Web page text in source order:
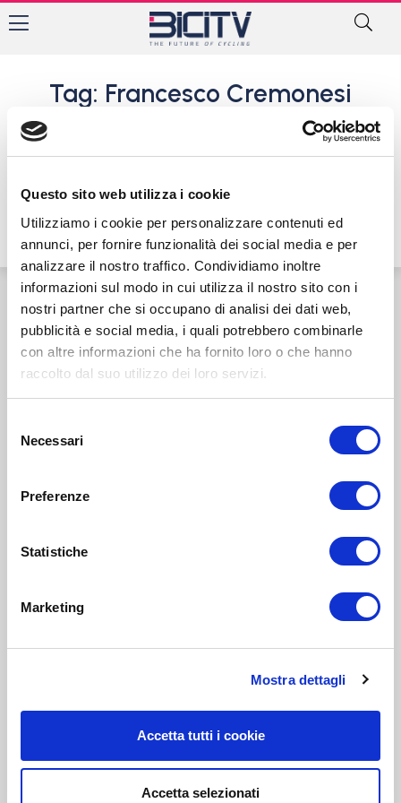
Questo sito web utilizza i cookie
Utilizziamo i cookie per personalizzare contenuti ed
annunci, per fornire funzionalità dei social media e per
analizzare il nostro traffico. Condividiamo inoltre
informazioni sul modo in cui utilizza il nostro sito con i
nostri partner che si occupano di analisi dei dati web,
pubblicità e social media, i quali potrebbero combinarle
con altre informazioni che ha fornito loro o che hanno
raccolto dal suo utilizzo dei loro servizi.
delNecessari
Preferenze
Statistiche
Marketing
Mostra dettagli
Accetta tutti i cookie
Accetta selezionati
Tag: Francesco Cremonesi
Ciclistica Trevigliese, il vivaio
cresce e le squadre sono
20 Gennaio 2020